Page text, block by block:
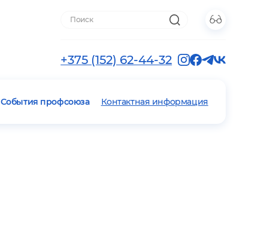
+375 (152) 62-44-32
События профсоюза Контактная информация